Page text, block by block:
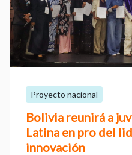
Proyecto nacional
Bolivia reunirá a
Latina en pro del
innovación